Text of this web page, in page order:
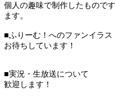
個人の趣味で制作したもので
ます。
■ふりーむ！へのファンイラス
お待ちしています！
■実況・生放送について
歓迎します！